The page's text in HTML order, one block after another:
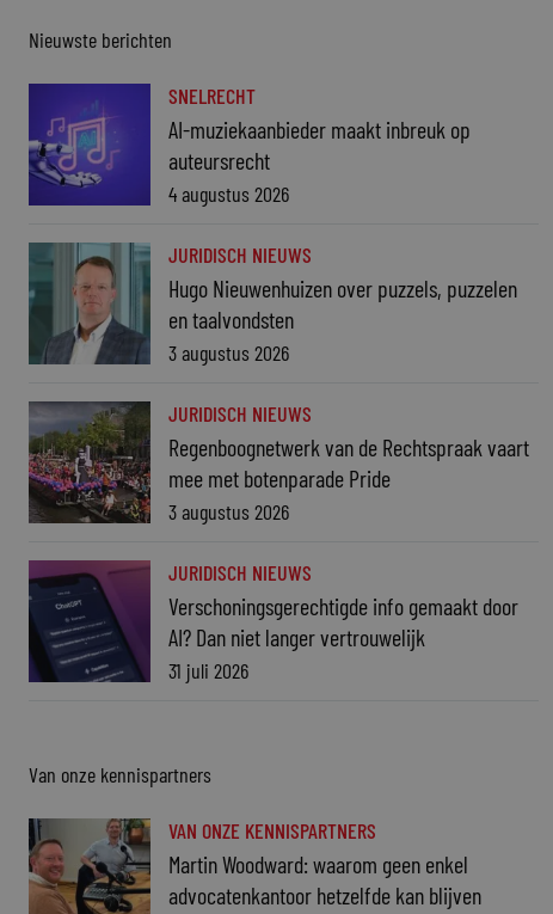
Nieuwste berichten
SNELRECHT
AI-muziekaanbieder maakt inbreuk op
auteursrecht
4 augustus 2026
JURIDISCH NIEUWS
Hugo Nieuwenhuizen over puzzels, puzzelen
en taalvondsten
3 augustus 2026
JURIDISCH NIEUWS
Regenboognetwerk van de Rechtspraak vaart
mee met botenparade Pride
3 augustus 2026
JURIDISCH NIEUWS
Verschoningsgerechtigde info gemaakt door
AI? Dan niet langer vertrouwelijk
31 juli 2026
Van onze kennispartners
VAN ONZE KENNISPARTNERS
Martin Woodward: waarom geen enkel
advocatenkantoor hetzelfde kan blijven